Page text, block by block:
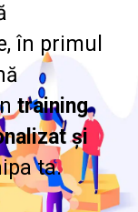
în primul
training
și
ta.